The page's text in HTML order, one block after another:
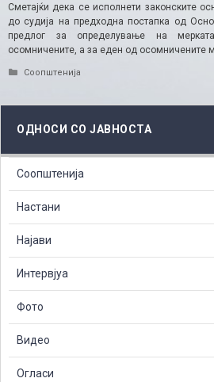
Сметајќи дека се исполнети законските
до судија на предходна постапка од
предлог за определување на
осомничените, а за еден од осомничените
Categories
Соопштенија
ОДНОСИ СО ЈАВНОСТА
Соопштенија
Настани
Најави
Интервјуа
Фото
Видео
Огласи